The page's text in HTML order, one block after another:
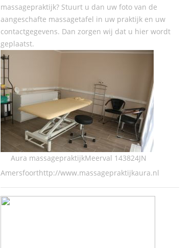
massagepraktijk? Stuurt u dan uw foto van de
aangeschafte massagetafel in uw praktijk en uw
contactgegevens. Dan zorgen wij dat u hier wordt
geplaatst.
Aura massagepraktijkMeerval 143824JN
Amersfoorthttp://www.massagepraktijkaura.nl